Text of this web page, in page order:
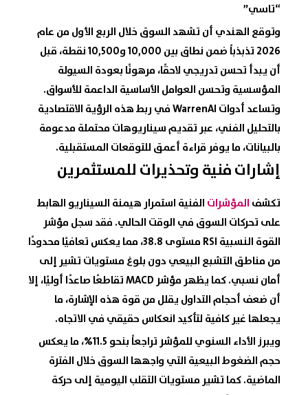
“تاسي”
وتوقع الهندي أن تشهد السوق خلال الربع الأول من عام
2026 تذبذباً ضمن نطاق بين 10,000 و10,500 نقطة، قبل
أن يبدأ تحسن تدريجي لاحقًا، مرهونًا بعودة السيولة
المؤسسية وتحسن العوامل الأساسية الداعمة للأسواق.
وتساعد أدوات WarrenAI في ربط هذه الرؤية الاقتصادية
بالتحليل الفني، عبر تقديم سيناريوهات محتملة مدعومة
بالبيانات، ما يوفر قراءة أعمق للتوقعات المستقبلية.
إشارات فنية وتحذيرات للمستثمرين
تكشف المؤشرات الفنية استمرار هيمنة السيناريو الهابط
على تحركات السوق في الوقت الحالي. فقد سجل مؤشر
القوة النسبية RSI مستوى 38.8، مما يعكس تعافيًا محدودًا
من مناطق التشبع البيعي دون بلوغ مستويات تشير إلى
أمان نسبي. كما يظهر مؤشر MACD تقاطعًا صاعدًا أوليًا، إلا
أن ضعف أحجام التداول يقلل من قوة هذه الإشارة، ما
يجعلها غير كافية لتأكيد انعكاس حقيقي في الاتجاه.
ويبرز الأداء السنوي للمؤشر تراجعاً بنحو 11.5%، ما يعكس
حجم الضغوط البيعية التي واجهها السوق خلال الفترة
الماضية. كما تشير مستويات التقلب اليومية إلى حركة